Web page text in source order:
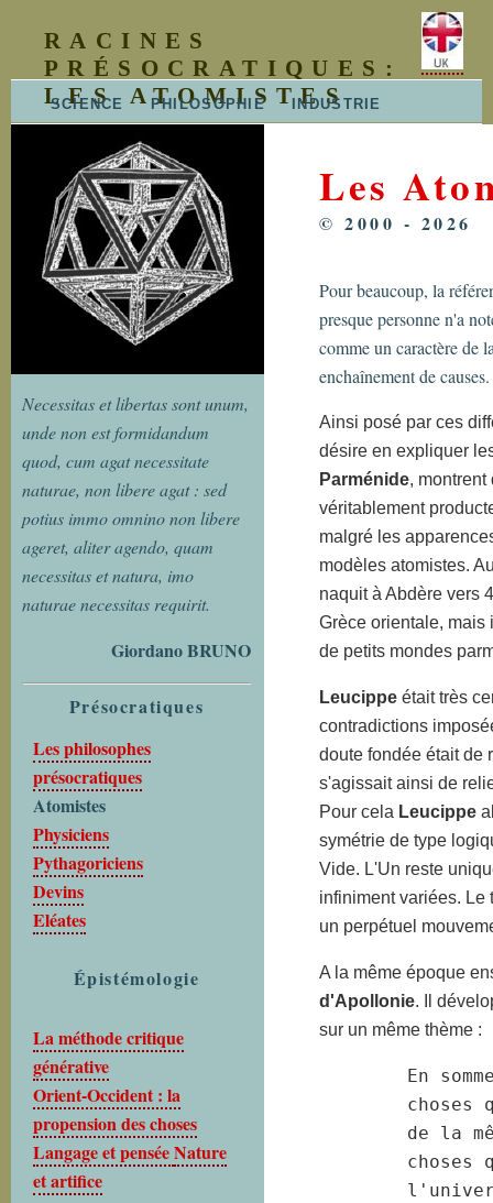
RACINES
PRÉSOCRATIQUES:
LES ATOMISTES
SCIENCE PHILOSOPHIE
INDUSTRIE
PLAN DU SITE
MISE À JOUR
Necessitas et libertas sont unum,
unde non est formidandum
quod, cum agat necessitate
naturae, non libere agat : sed
potius immo omnino non libere
ageret, aliter agendo, quam
necessitas et natura, imo
naturae necessitas requirit.
Giordano BRUNO
Présocratiques
Les philosophes
présocratiques
Atomistes
Physiciens
Pythagoriciens
Devins
Eléates
Épistémologie
La méthode critique
générative
Orient-Occident : la
propension des choses
Langage et penséeNature
et artifice
Les
© 2000 - 2026
Pour beaucoup, la
presque personne n'a
comme un caractère de
enchaînement de causes.
Ainsi posé par ces
désire en expliquer
Parménide,
véritablement
malgré les
modèles atomistes.
naquit à Abdère vers
Grèce orientale, mais
de petits mondes
Leucippe était très
contradictions
doute fondée était de
s'agissait ainsi de
Pour cela Leucippe
symétrie de type
Vide. L'Un reste
infiniment variées. Le
un perpétuel
A la même époque
d'Apollonie. Il
sur un même thème :
En
choses
de la
choses